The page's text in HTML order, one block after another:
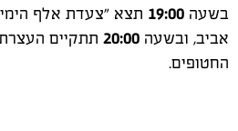
בשעה 19:00 תצא "צעדת אלף
אביב, ובשעה 20:00 תתקיים
החטופים.